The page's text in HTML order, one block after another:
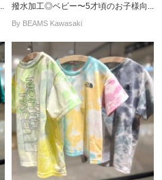
撥水加工◎ベビー〜5才頃のお子様向...
By BEAMS Kawasaki